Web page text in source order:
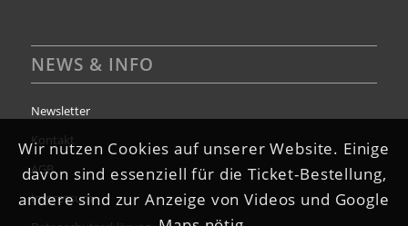
NEWS & INFO
Newsletter
Kontakt
AGB
Impressum
Wir nutzen Cookies auf unserer Website. Einige
davon sind essenziell für die Ticket-Bestellung,
andere sind zur Anzeige von Videos und Google